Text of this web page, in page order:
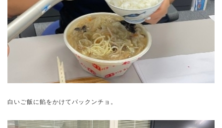
白いご飯に餡をかけてパックンチョ。